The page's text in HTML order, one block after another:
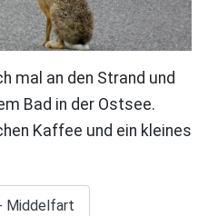
mal an den Strand und
Bad in der Ostsee.
Kaffee und ein kleines
Middelfart